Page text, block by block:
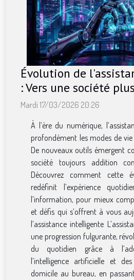
Évolution de
: Vers une société
Mardi 17/03/2026 20:26
À l’ère du numérique,
profondément les modes de
De nouveaux outils émergent
société toujours addition
Découvrez comment cette
redéfinit l’expérience
l’information, pour mieux
et défis qui s’offrent à vous
l’assistance intelligente
une progression fulgurante,
du quotidien grâce à
l’intelligence artificielle et
domicile au bureau, en